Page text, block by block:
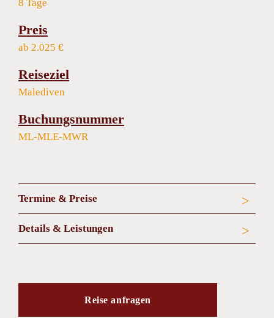
8 Tage
Preis
ab 2.025 €
Reiseziel
Malediven
Buchungsnummer
ML-MLE-MWR
Termine & Preise
Details & Leistungen
Reise anfragen